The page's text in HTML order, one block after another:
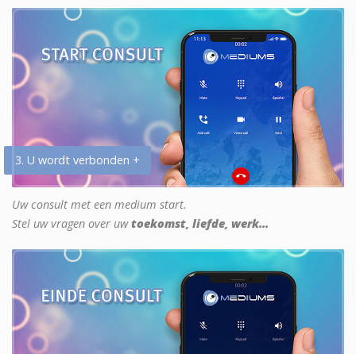
3. U wordt verbonden +
Uw consult met een medium start.
Stel uw vragen over uwtoekomst, liefde, werk...